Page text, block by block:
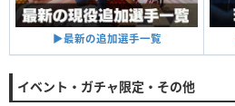
▶︎最新の追加選手一覧
イベント・ガチャ限定・その他